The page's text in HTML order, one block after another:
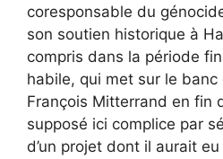
coresponsable du
son soutien historique à
compris dans la période
habile, qui met sur le banc
François Mitterrand en fin
supposé ici complice par
d’un projet dont il aurait